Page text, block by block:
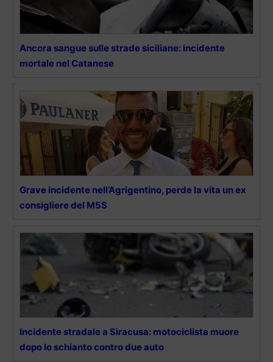
Ancora sangue sulle strade siciliane: incidente
mortale nel Catanese
Grave incidente nell’Agrigentino, perde la vita un ex
consigliere del M5S
Incidente stradale a Siracusa: motociclista muore
dopo lo schianto contro due auto